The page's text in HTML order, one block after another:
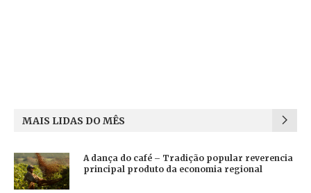
MAIS LIDAS DO MÊS
A dança do café – Tradição popular reverencia
principal produto da economia regional